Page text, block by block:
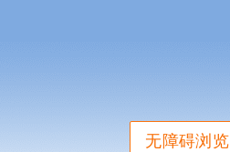
无障碍浏览